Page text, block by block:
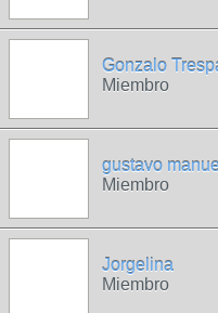
Gonzalo
Miembro
gustavo
Miembro
Jorgelina
Miembro